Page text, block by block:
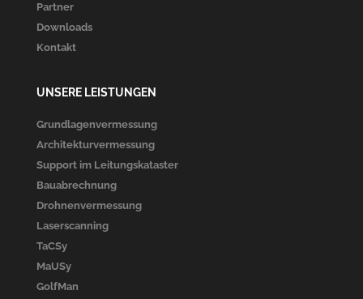
Partner
Downloads
Kontakt
UNSERE LEISTUNGEN
Grundlagenvermessung
Architekturvermessung
Support im Leitungskataster
Bauabrechnung
Drohnenvermessung
Laserscanning
TaCSy
MaUSy
GolfMan